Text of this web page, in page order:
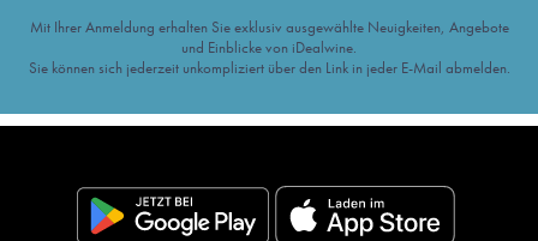
Mit Ihrer Anmeldung erhalten Sie exklusiv ausgewählte Neuigkeiten, Angebote
und Einblicke von iDealwine.
Sie können sich jederzeit unkompliziert über den Link in jeder E-Mail abmelden.